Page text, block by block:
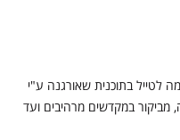
לטייל בתוכנית שאורגנה ע"י
מביקור במקדשים מרהיבים ועד